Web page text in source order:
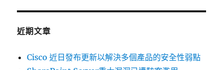
鍵
近期文章
Cisco 近日發布更新以解決多個產品的安全性弱點